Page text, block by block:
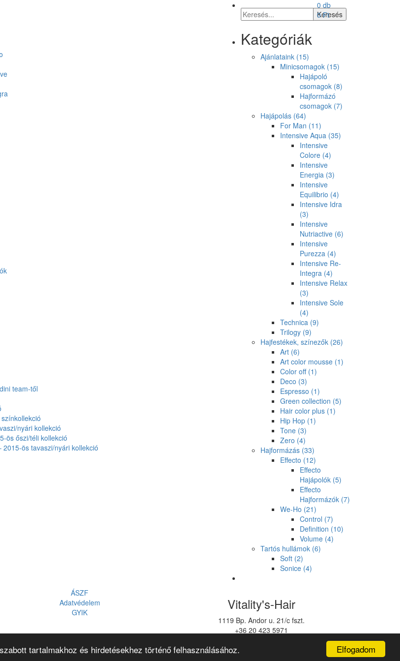
Elfogadom
tartalmakhoz és hirdetésekhez történő felhasználásához.
team-től
nyári kollekció
ös őszi/téli kollekció
ös tavaszi/nyári kollekció
0 db
0Ft
Kategóriák
Ajánlataink (15)
Minicsomagok (15)
Hajápoló
csomagok (8)
Hajformázó
csomagok (7)
Hajápolás (64)
For Man (11)
Intensive Aqua (35)
Intensive
Colore (4)
Intensive
Energia (3)
Intensive
Equilibrio (4)
Intensive Idra
(3)
Intensive
Nutriactive (6)
Intensive
Purezza (4)
Intensive Re-
Integra (4)
Intensive Relax
(3)
Intensive Sole
(4)
Technica (9)
Trilogy (9)
Hajfestékek, színezők (26)
Art (6)
Art color mousse (1)
Color off (1)
Deco (3)
Espresso (1)
Green collection (5)
Hair color plus (1)
Hip Hop (1)
Tone (3)
Zero (4)
Hajformázás (33)
Effecto (12)
Effecto
Hajápolók (5)
Effecto
Hajformázók (7)
We-Ho (21)
Control (7)
Definition (10)
Volume (4)
Tartós hullámok (6)
Soft (2)
Sonice (4)
ÁSZF
Adatvédelem
GYIK
Vitality's-Hair
1119 Bp. Andor u. 21/c fszt.
+36 20 423 5971
© 2026Vitality's HairMinden jog fenntartva!